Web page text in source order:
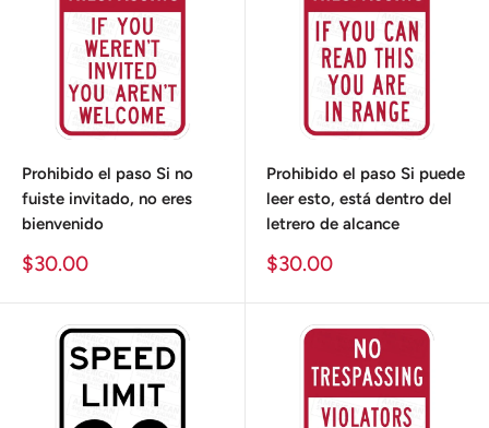
Prohibido el paso Si no
fuiste invitado, no eres
bienvenido
Precio
$30.00
Prohibido el paso Si puede
leer esto, está dentro del
letrero de alcance
Precio
$30.00